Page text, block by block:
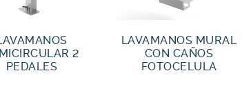
2
PEDALES
LAVAMANOS MURAL
CON CAÑOS
FOTOCELULA